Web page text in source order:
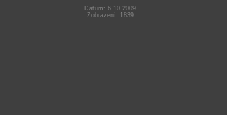
Datum: 6.10.2009
Zobrazení: 1839